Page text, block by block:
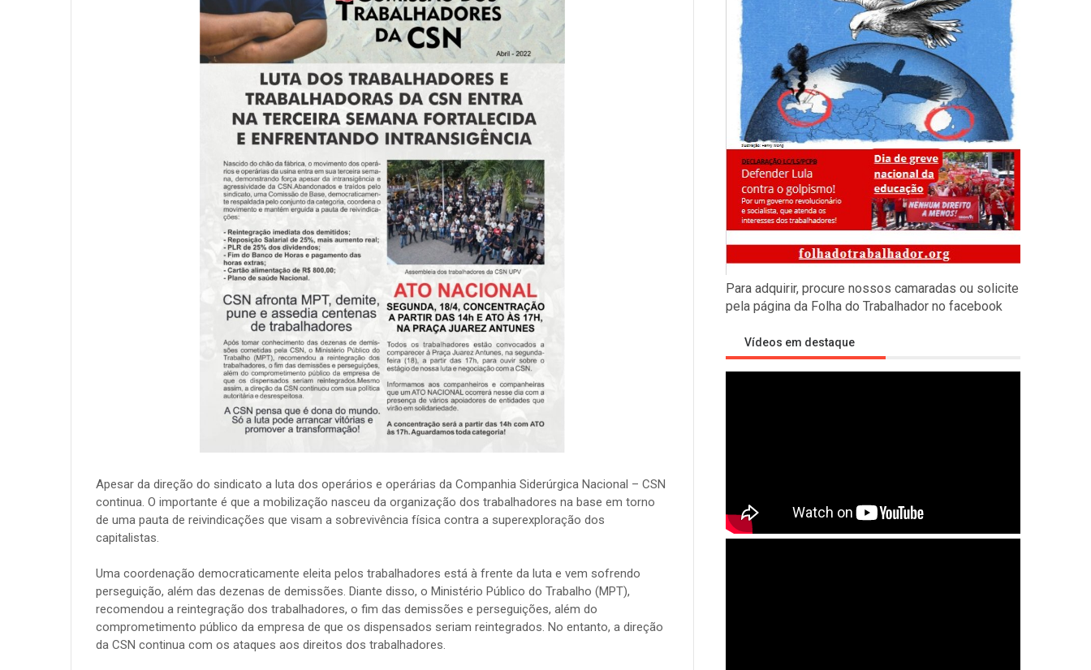
David Rodrigo Capistrano As chuvas atípicas que desabaram sobre o Recife e o arco da região metropolitana
nas últimas semanas, deixaram um r...
Fim da Liga Socialista. Viva o Partido Comunista!
Nos dias 30/06, 01/07 e 02/07 de 2023, foi realizado o Congresso que finalizou o processo de fusão de três
organizações, a Liga Socialista,...
ARGENTINA: Larga na frente a candidatura trumpista, antichinesa, defensora da dolarização
contra o povo
TMB, Argentina Nas eleições primárias (PASSO) de domingo, 13 de agosto de 2023, o deputado Javier Milei,
do partido "Libertad Avanza...
Reproduzimos abaixo interessante debate realizado pelos camaradas russos de Economia Marxista contra
os antimarxistas acerca da existência ...
O imperialismo alimenta a guerra contra a Rússia
e colonizar o Leste europeu. Por is...
Apesar da direção do sindicato a luta dos operários e operárias da Companhia Siderúrgica Nacional – CSN
continua. O importante é que a mobilização nasceu da organização dos trabalhadores na base em torno
de uma pauta de reivindicações que visam a sobrevivência física contra a superexploração dos
capitalistas.
Uma coordenação democraticamente eleita pelos trabalhadores está à frente da luta e vem sofrendo
perseguição, além das dezenas de demissões. Diante disso, o Ministério Público do Trabalho (MPT),
recomendou a reintegração dos trabalhadores, o fim das demissões e perseguições, além do
comprometimento público da empresa de que os dispensados seriam reintegrados. No entanto, a direção
da CSN continua com os ataques aos direitos dos trabalhadores.
Para adquirir, procure nossos camaradas ou solicite
pela página da Folha do Trabalhador no facebook
Vídeos em destaque